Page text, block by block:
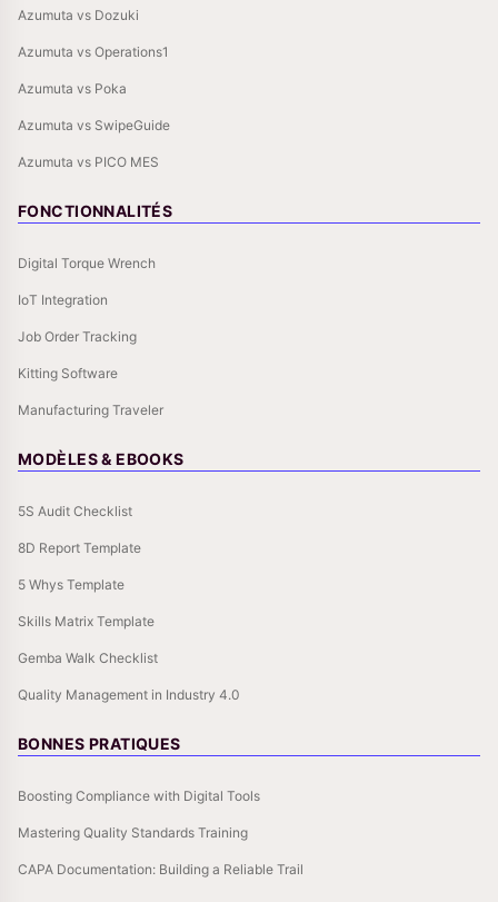
Azumuta vs Dozuki
Azumuta vs Operations1
Azumuta vs Poka
Azumuta vs SwipeGuide
Azumuta vs PICO MES
FONCTIONNALITÉS
Digital Torque Wrench
IoT Integration
Job Order Tracking
Kitting Software
Manufacturing Traveler
MODÈLES & EBOOKS
5S Audit Checklist
8D Report Template
5 Whys Template
Skills Matrix Template
Gemba Walk Checklist
Quality Management in Industry 4.0
BONNES PRATIQUES
Boosting Compliance with Digital Tools
Mastering Quality Standards Training
CAPA Documentation: Building a Reliable Trail